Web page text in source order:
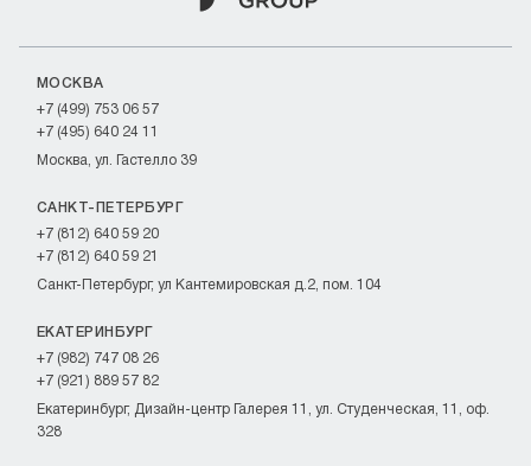
МОСКВА
+7 (499) 753 06 57
+7 (495) 640 24 11
Москва, ул. Гастелло 39
САНКТ-ПЕТЕРБУРГ
+7 (812) 640 59 20
+7 (812) 640 59 21
Санкт-Петербург, ул Кантемировская д.2, пом. 104
ЕКАТЕРИНБУРГ
+7 (982) 747 08 26
+7 (921) 889 57 82
Екатеринбург, Дизайн-центр Галерея 11, ул. Студенческая, 11, оф.
328